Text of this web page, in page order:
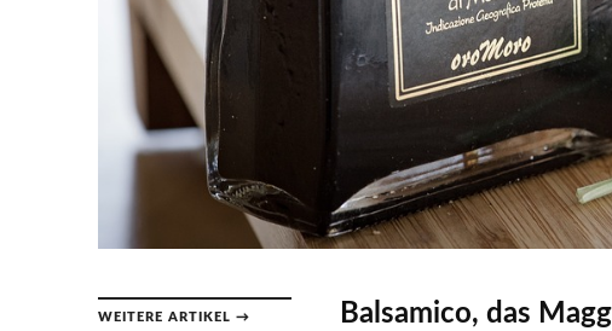
WEITERE ARTIKEL →
Balsamico, das